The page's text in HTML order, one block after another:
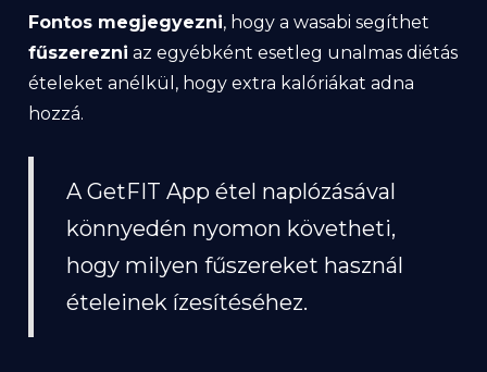
Fontos megjegyezni, hogy a wasabi segíthet
fűszerezni az egyébként esetleg unalmas diétás
ételeket anélkül, hogy extra kalóriákat adna
hozzá.
A GetFIT App étel naplózásával
könnyedén nyomon követheti,
hogy milyen fűszereket használ
ételeinek ízesítéséhez.